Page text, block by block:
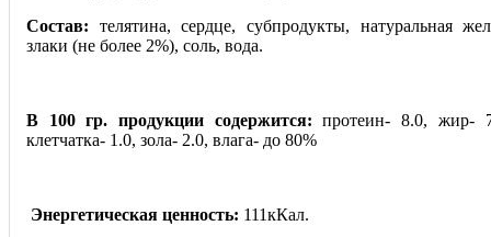
Состав: телятина, сердце, субпродукты, натуральная
злаки (не более 2%), соль, вода.
В 100 гр. продукции содержится: протеин- 8.0, жир-
клетчатка- 1.0, зола- 2.0, влага- до 80%
Энергетическая ценность: 111кКал.